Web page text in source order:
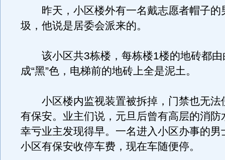
昨天，小区楼外有一名戴志愿者帽子的
圾，他说是居委会派来的。
该小区共3栋楼，每栋楼1楼的地砖都由
成“黑”色，电梯前的地砖上全是泥土。
小区楼内监视装置被拆掉，门禁也无法
有保安。业主们说，元旦后曾有高层的消防
幸亏业主发现得早。一名进入小区办事的男
小区有保安收停车费，现在车随便停。